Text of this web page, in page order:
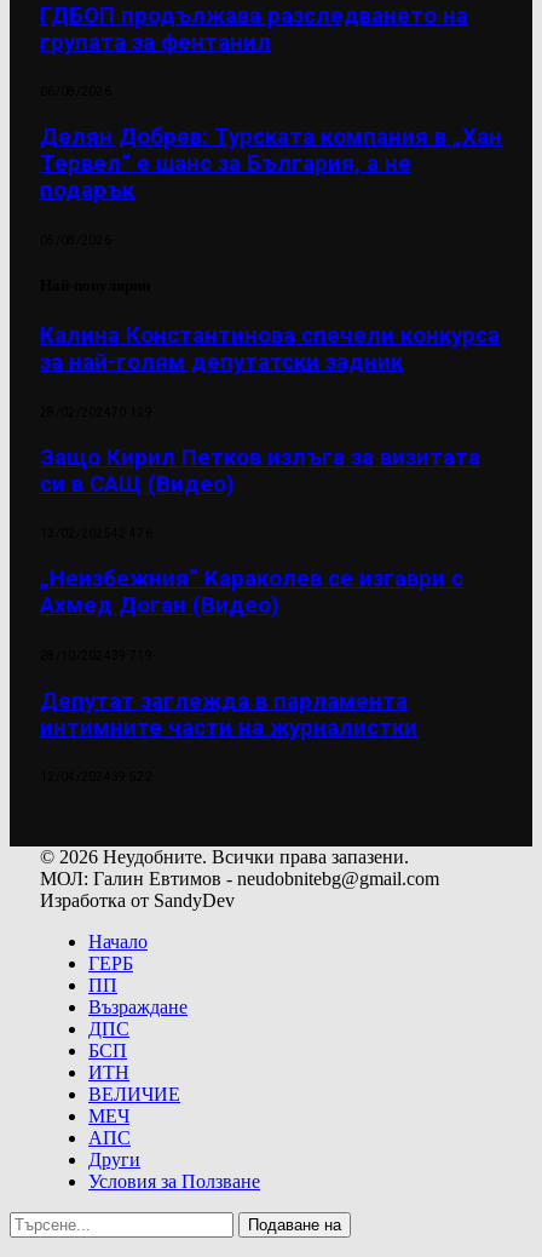
ГДБОП продължава разследването на
групата за фентанил
Делян Добрев: Турската компания в „Хан
Тервел“ е шанс за България, а не
подарък
Калина Константинова спечели конкурса
за най-голям депутатски задник
Защо Кирил Петков излъга за визитата
си в САЩ (Видео)
„Неизбежния“ Караколев се изгаври с
Ахмед Доган (Видео)
Депутат заглежда в парламента
интимните части на журналистки
© 2026 Неудобните. Всички права запазени.
МОЛ: Галин Евтимов - neudobnitebg@gmail.com
Изработка от SandyDev
Начало
ГЕРБ
ПП
Възраждане
ДПС
БСП
ИТН
ВЕЛИЧИЕ
МЕЧ
АПС
Други
Условия за Ползване
Подаване на